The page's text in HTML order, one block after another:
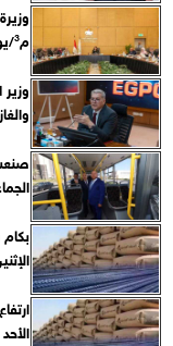
م³/يوم عبر 2650 محطة و740 رافعًا